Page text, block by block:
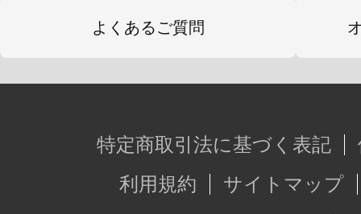
よくあるご質問
特定商取引法に基づく表記
利用規約
サイトマップ